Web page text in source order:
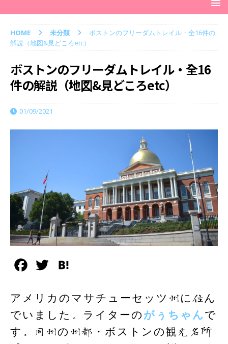
HOME 未分類
ボストンのフリーダムトレイル・全16件の
解説（地図&見どころetc）
ボストンのフリーダムトレイル・全16
件の解説（地図&見どころetc）
01/09/2021
c
e
i
t
t
t
e
n
アメリカのマサチューセッツ州に住ん
でいました。ライターの がぅちゃんで
す。同州の州都・ボストンの観光名所